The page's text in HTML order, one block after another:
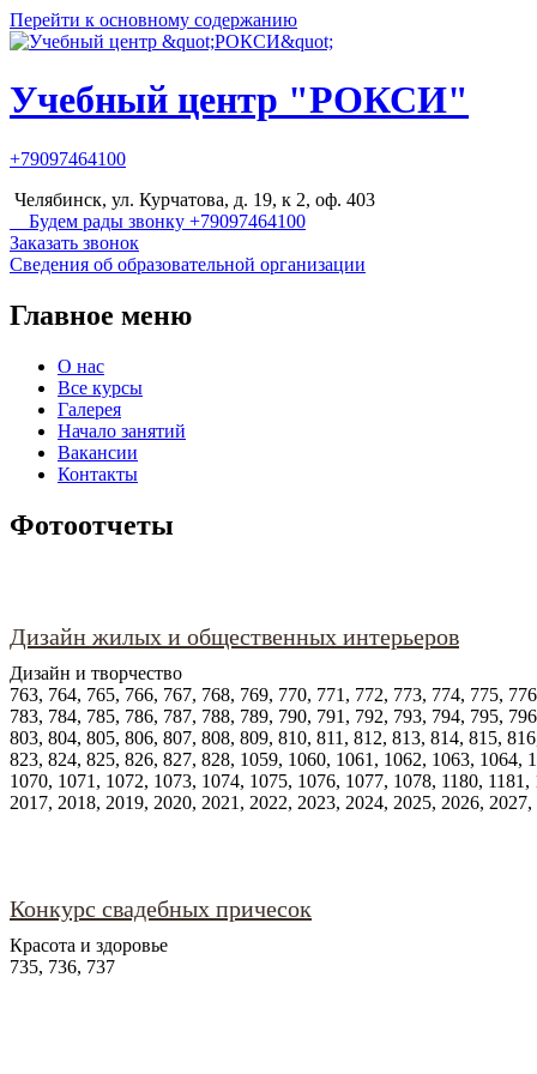
Перейти к основному содержанию
Учебный центр "РОКСИ"
+79097464100
Челябинск, ул. Курчатова, д. 19, к 2, оф. 403
Будем рады звонку +79097464100
Заказать звонок
Сведения об образовательной организации
Главное меню
О нас
Все курсы
Галерея
Начало занятий
Вакансии
Контакты
Фотоотчеты
Дизайн жилых и общественных интерьеров
Дизайн и творчество
763, 764, 765, 766, 767, 768, 769, 770, 771, 772, 773, 774, 775,
783, 784, 785, 786, 787, 788, 789, 790, 791, 792, 793, 794, 795,
803, 804, 805, 806, 807, 808, 809, 810, 811, 812, 813, 814, 815,
823, 824, 825, 826, 827, 828, 1059, 1060, 1061, 1062, 1063, 1064,
1070, 1071, 1072, 1073, 1074, 1075, 1076, 1077, 1078, 1180,
2017, 2018, 2019, 2020, 2021, 2022, 2023, 2024, 2025, 2026,
Конкурс свадебных причесок
Красота и здоровье
735, 736, 737